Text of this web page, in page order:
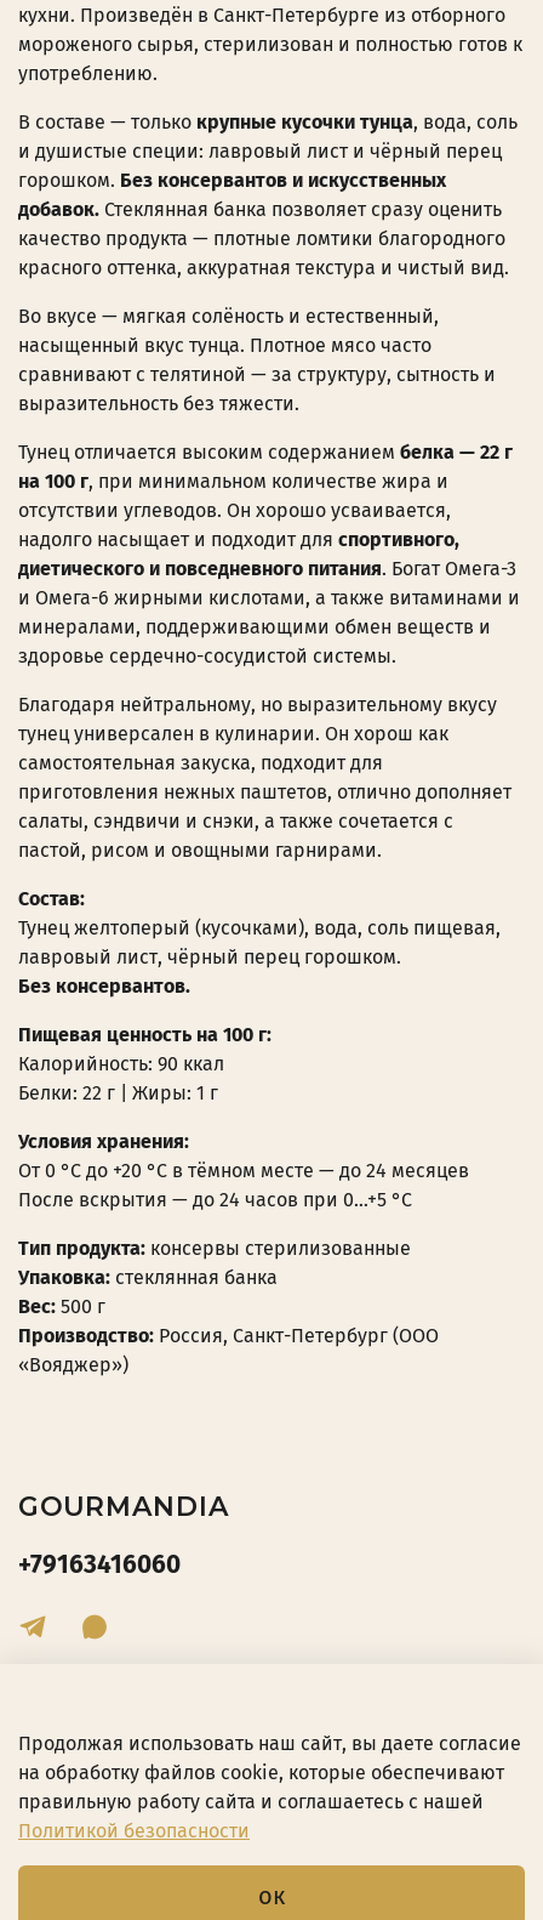
кухни. Произведён в Санкт-Петербурге из отборного
мороженого сырья, стерилизован и полностью готов к
употреблению.
В составе — только крупные кусочки тунца, вода, соль
и душистые специи: лавровый лист и чёрный перец
горошком. Без консервантов и искусственных
добавок. Стеклянная банка позволяет сразу оценить
качество продукта — плотные ломтики благородного
красного оттенка, аккуратная текстура и чистый вид.
Во вкусе — мягкая солёность и естественный,
насыщенный вкус тунца. Плотное мясо часто
сравнивают с телятиной — за структуру, сытность и
выразительность без тяжести.
Тунец отличается высоким содержанием белка — 22 г
на 100 г, при минимальном количестве жира и
отсутствии углеводов. Он хорошо усваивается,
надолго насыщает и подходит для спортивного,
диетического и повседневного питания. Богат Омега-3
и Омега-6 жирными кислотами, а также витаминами и
минералами, поддерживающими обмен веществ и
здоровье сердечно-сосудистой системы.
Благодаря нейтральному, но выразительному вкусу
тунец универсален в кулинарии. Он хорош как
самостоятельная закуска, подходит для
приготовления нежных паштетов, отлично дополняет
салаты, сэндвичи и снэки, а также сочетается с
пастой, рисом и овощными гарнирами.
Состав:
Тунец желтоперый (кусочками), вода, соль пищевая,
лавровый лист, чёрный перец горошком.
Без консервантов.
Пищевая ценность на 100 г:
Калорийность: 90 ккал
Белки: 22 г | Жиры: 1 г
Условия хранения:
От 0 °C до +20 °C в тёмном месте — до 24 месяцев
После вскрытия — до 24 часов при 0…+5 °C
Тип продукта: консервы стерилизованные
Упаковка: стеклянная банка
Вес: 500 г
Производство: Россия, Санкт-Петербург (ООО
«Вояджер»)
+79163416060
GOURMANDIA
©202Любое использование контента без письменного
Продолжая использовать наш сайт, вы даете согласие
на обработку файлов cookie, которые обеспечивают
правильную работу сайта и соглашаетесь с нашей
Политикой безопасности
ок